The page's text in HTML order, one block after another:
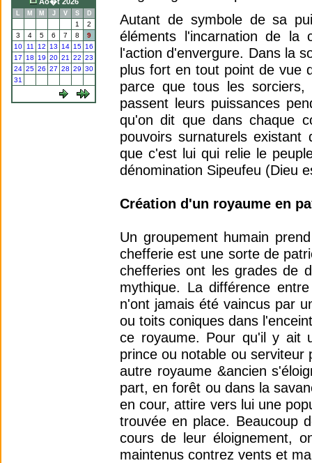
L M M J V S D
1
2
3
4 5 6 7 8
9
10
11 12 13 14 15 16
17
18 19 20 21 22 23
24 25 26 27 28 29 30
31
Autant de symbole de sa
éléments l'incarnation de la
l'action d'envergure. Dans la
plus fort en tout point de vue
parce que tous les sorciers,
passent leurs puissances
qu'on dit que dans chaque
pouvoirs surnaturels
que c'est lui qui relie le
dénomination Sipeufeu (Dieu
Création d'un royaume en
Un groupement humain
chefferie est une sorte de
chefferies ont les grades de
mythique. La différence
n'ont jamais été vaincus par
ou toits coniques dans
ce royaume. Pour qu'il y ait
prince ou notable ou serviteur
autre royaume &ancien
part, en forêt ou dans la
en cour, attire vers lui une
trouvée en place. Beaucoup
cours de leur éloignement,
maintenus contrez vents et